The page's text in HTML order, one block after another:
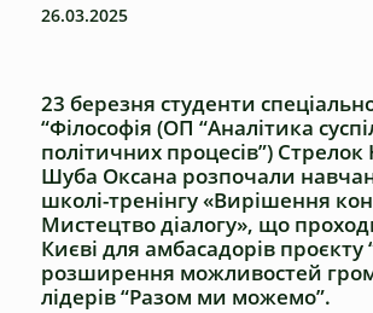
26.03.2025
23 березня студенти
“Філософія (ОП “Аналітика
політичних процесів”) Стрелок
Шуба Оксана розпочали
школі-тренінгу «Вирішення
Мистецтво діалогу», що
Києві для амбасадорів
розширення можливостей
лідерів “Разом ми можемо”.